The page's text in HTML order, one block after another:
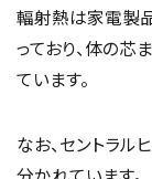
輻射熱は家電製
っており、体の芯
ています。
なお、セントラ